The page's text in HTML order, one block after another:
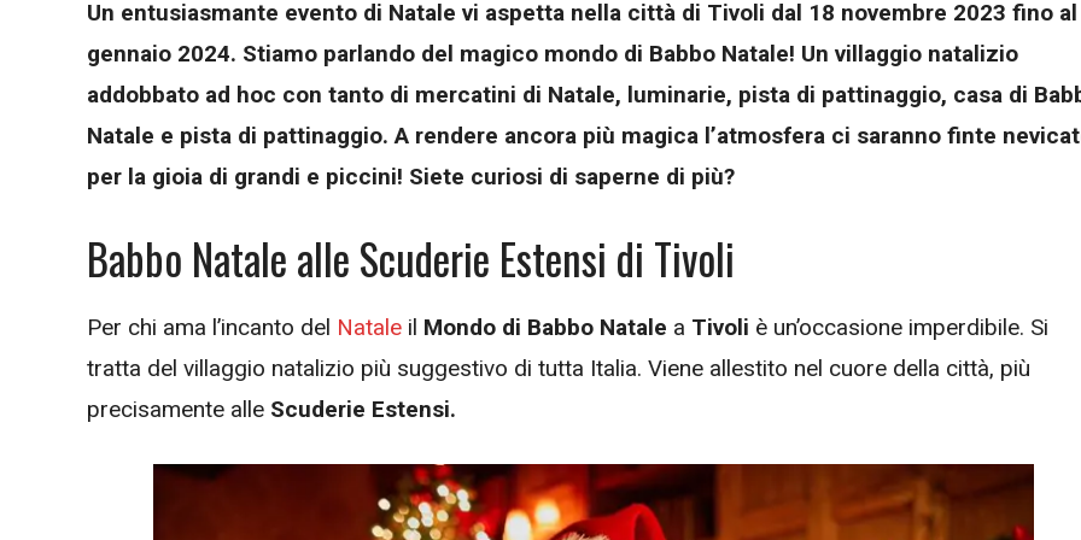
Un entusiasmante evento di Natale vi aspetta nella città di Tivoli dal 18 novembre 2023 fino al
gennaio 2024. Stiamo parlando del magico mondo di Babbo Natale! Un villaggio natalizio
addobbato ad hoc con tanto di mercatini di Natale, luminarie, pista di pattinaggio, casa di
Natale e pista di pattinaggio. A rendere ancora più magica l’atmosfera ci saranno finte
per la gioia di grandi e piccini! Siete curiosi di saperne di più?
Babbo Natale alle Scuderie Estensi di Tivoli
Per chi ama l’incanto del Natale il Mondo di Babbo Natale a Tivoli è un’occasione imperdibile. Si
tratta del villaggio natalizio più suggestivo di tutta Italia. Viene allestito nel cuore della città, più
precisamente alle Scuderie Estensi.